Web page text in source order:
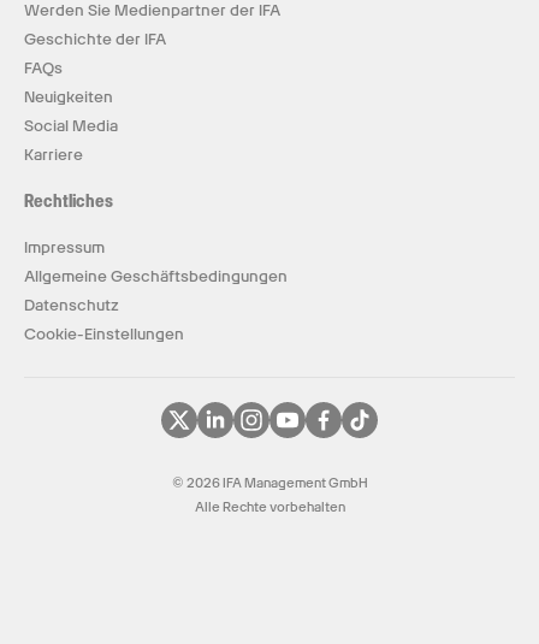
Werden Sie Medienpartner der IFA
Geschichte der IFA
FAQs
Neuigkeiten
Social Media
Karriere
Rechtliches
Impressum
Allgemeine Geschäftsbedingungen
Datenschutz
Cookie-Einstellungen
© 2026 IFA Management GmbH
Alle Rechte vorbehalten